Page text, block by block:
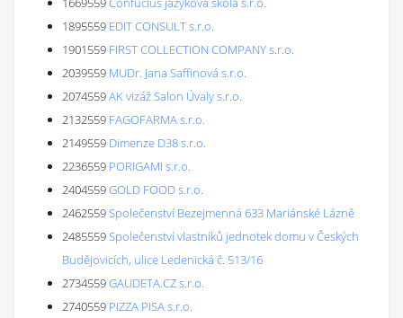
1895559 EDIT CONSULT s.r.o.
1901559 FIRST COLLECTION COMPANY s.r.o.
2039559 MUDr. Jana Saffinová s.r.o.
2074559AK vizáž Salon Úvaly s.r.o.
2132559 FAGOFARMA s.r.o.
2149559 Dimenze D38 s.r.o.
2236559 PORIGAMI s.r.o.
2404559GOLD FOOD s.r.o.
2462559Společenství Bezejmenná 633 Mariánské Lázně
2485559Společenství vlastníků jednotek domu v Českých
Budějovicích, ulice Ledenická č. 513/16
2734559GAUDETA.CZ s.r.o.
2740559 PIZZA PISA s.r.o.